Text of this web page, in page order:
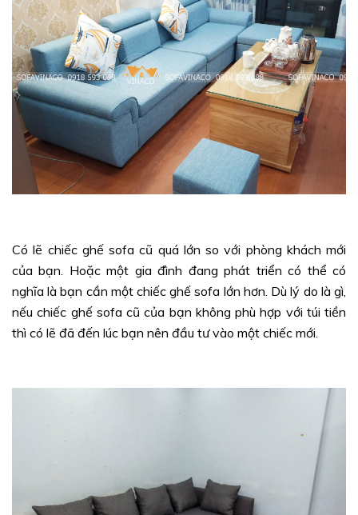
Có lẽ chiếc ghế sofa cũ quá lớn so với phòng khách mới
của bạn. Hoặc một gia đình đang phát triển có thể có
nghĩa là bạn cần một chiếc ghế sofa lớn hơn. Dù lý do là gì,
nếu chiếc ghế sofa cũ của bạn không phù hợp với túi tiền
thì có lẽ đã đến lúc bạn nên đầu tư vào một chiếc mới.